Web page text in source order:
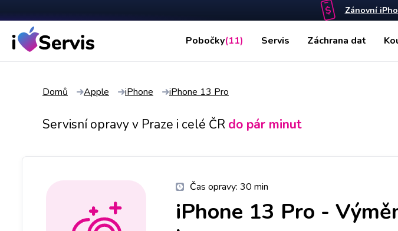
Zánovní
Pobočky(11) Servis Záchrana dat
Domů Apple iPhone iPhone 13 Pro
Servisní opravy v Praze i celé ČR do pár minut
Čas opravy: 30 min
iPhone 13 Pro -